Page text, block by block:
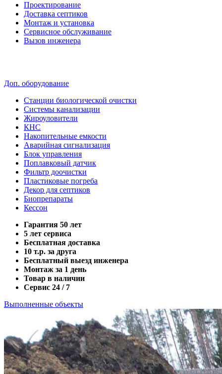
Проектирование
Доставка септиков
Монтаж и установка
Сервисное обслуживание
Вызов инженера
Доп. оборудование
Станции биологической очистки
Системы канализации
Жироуловители
КНС
Накопительные емкости
Аварийная сигнализация
Блок управления
Поплавковый датчик
Фильтр доочистки
Пластиковые погреба
Декор для септиков
Биопрепараты
Кессон
Гарантия 50 лет
5 лет сервиса
Бесплатная доставка
10 т.р. за друга
Бесплатный выезд инженера
Монтаж за 1 день
Товар в наличии
Сервис 24 / 7
Выполненные объекты